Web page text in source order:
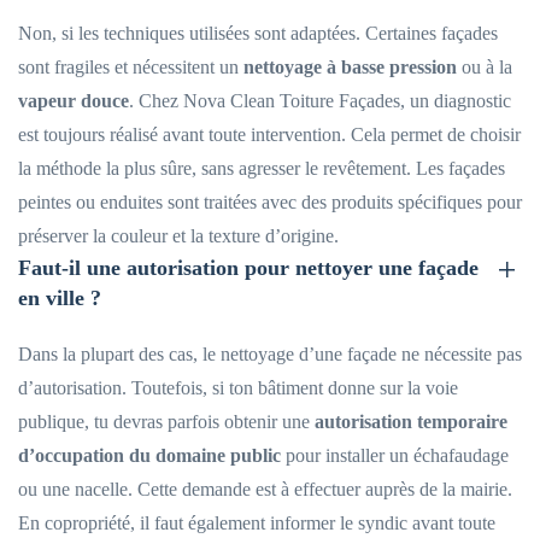
Non, si les techniques utilisées sont adaptées. Certaines façades
sont fragiles et nécessitent un nettoyage à basse pression ou à la
vapeur douce. Chez Nova Clean Toiture Façades, un diagnostic
est toujours réalisé avant toute intervention. Cela permet de choisir
la méthode la plus sûre, sans agresser le revêtement. Les façades
peintes ou enduites sont traitées avec des produits spécifiques pour
préserver la couleur et la texture d’origine.
Faut-il une autorisation pour nettoyer une façade
en ville ?
Dans la plupart des cas, le nettoyage d’une façade ne nécessite pas
d’autorisation. Toutefois, si ton bâtiment donne sur la voie
publique, tu devras parfois obtenir une autorisation temporaire
d’occupation du domaine public pour installer un échafaudage
ou une nacelle. Cette demande est à effectuer auprès de la mairie.
En copropriété, il faut également informer le syndic avant toute